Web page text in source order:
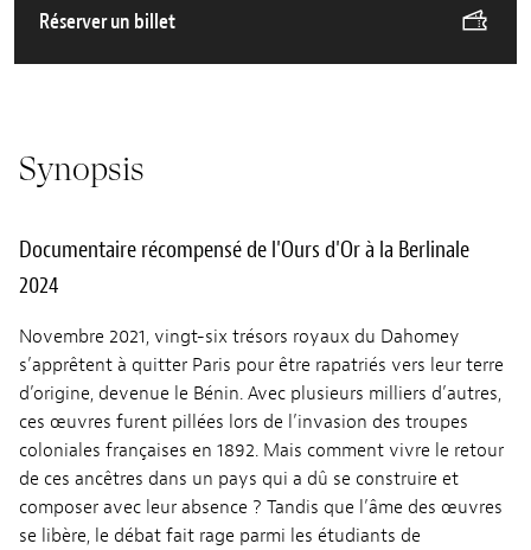
Réserver un billet
Synopsis
Documentaire récompensé de l'Ours d'Or à la Berlinale
2024
Novembre 2021, vingt-six trésors royaux du Dahomey
s’apprêtent à quitter Paris pour être rapatriés vers leur terre
d’origine, devenue le Bénin. Avec plusieurs milliers d’autres,
ces œuvres furent pillées lors de l’invasion des troupes
coloniales françaises en 1892. Mais comment vivre le retour
de ces ancêtres dans un pays qui a dû se construire et
composer avec leur absence ? Tandis que l’âme des œuvres
se libère, le débat fait rage parmi les étudiants de